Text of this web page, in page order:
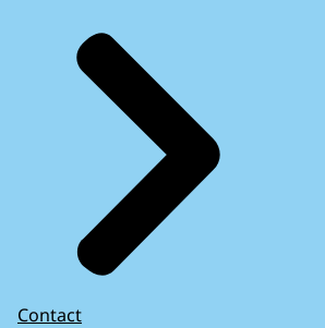
Contact